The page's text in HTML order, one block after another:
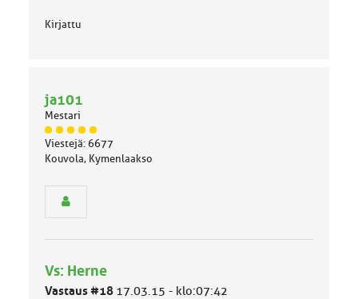
Kirjattu
ja101
Mestari
J
ä
s
ä
l
Viestejä: 6677
Kouvola, Kymenlaakso
Vs: Herne
Vastaus #18 17.03.15 - klo:07:42